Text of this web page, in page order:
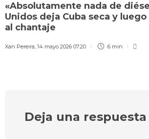
«Absolutamente nada de
Unidos deja Cuba seca y
al chantaje
Xan Pereira, 14 mayo 2026 07:20 6 min
Deja una respuesta